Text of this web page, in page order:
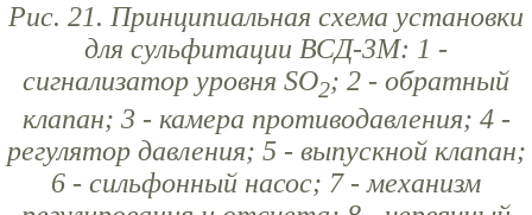
Рис. 21. Принципиальная схема установки
для сульфитации ВСД-3М: 1 -
сигнализатор уровня SО2; 2 - обратный
клапан; 3 - камера противодавления; 4 -
регулятор давления; 5 - выпускной клапан;
6 - сильфонный насос; 7 - механизм